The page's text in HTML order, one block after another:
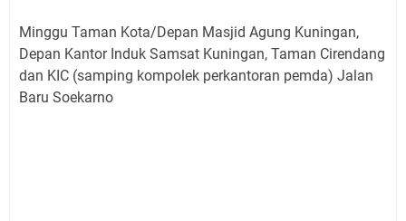
Minggu Taman Kota/Depan Masjid Agung Kuningan,
Depan Kantor Induk Samsat Kuningan, Taman Cirendang
dan KIC (samping kompolek perkantoran pemda) Jalan
Baru Soekarno